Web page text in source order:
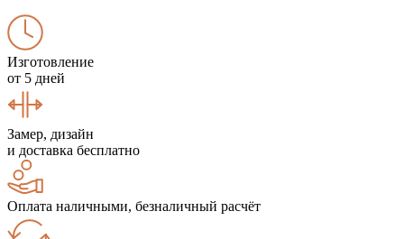
Изготовление
от 5 дней
Замер, дизайн
и доставка бесплатно
Оплата наличными, безналичный расчёт